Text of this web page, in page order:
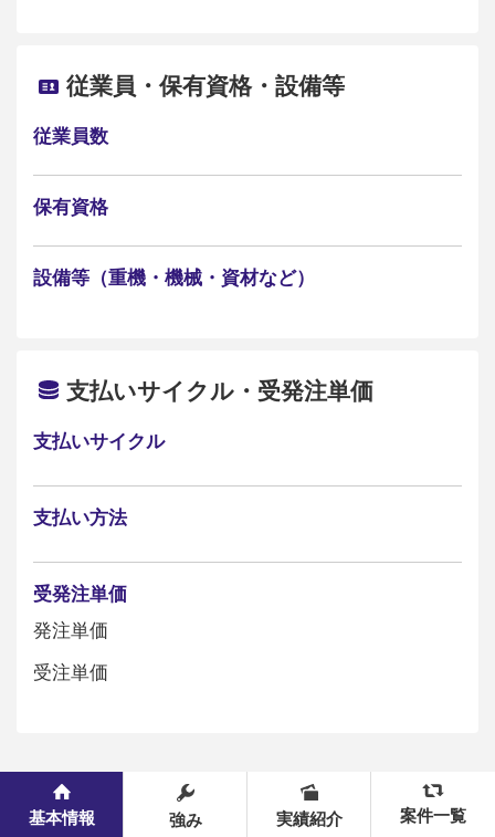
従業員・保有資格・設備等
従業員数
保有資格
設備等（重機・機械・資材など）
支払いサイクル・受発注単価
支払いサイクル
支払い方法
受発注単価
発注単価
受注単価
基本情報 強み 実績紹介 案件一覧